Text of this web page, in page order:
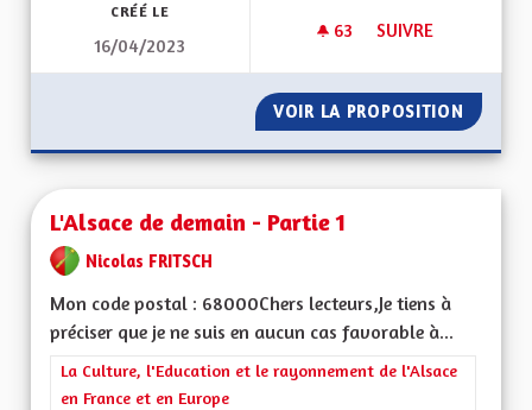
CRÉÉ LE
16/04/2023
63 63 ABONNÉS
SUIVRE
VOIR LA PROPOSITION
L'Alsace de demain - Partie 1
Nicolas FRITSCH
Mon code postal : 68000Chers lecteurs,Je tiens à
préciser que je ne suis en aucun cas favorable à...
Filtrer les résultats de la catégorie : La Culture, l'Education et
La Culture, l'Education et le rayonnement de l'Alsace
en France et en Europe